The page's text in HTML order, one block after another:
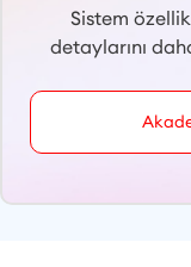
Sistem
detaylarını